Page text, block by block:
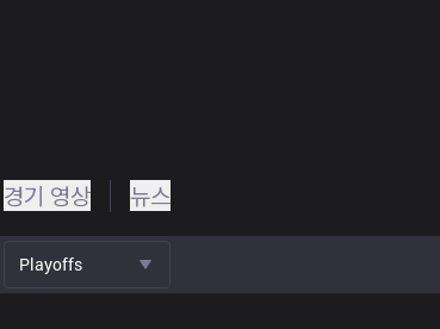
경기 영상 뉴스
Playoffs